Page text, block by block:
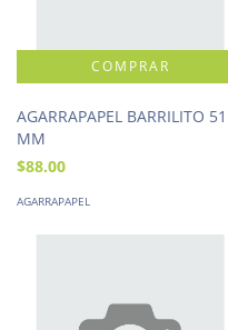
AGARRAPAPEL BARRILITO 51
MM
$88.00
AGARRAPAPEL